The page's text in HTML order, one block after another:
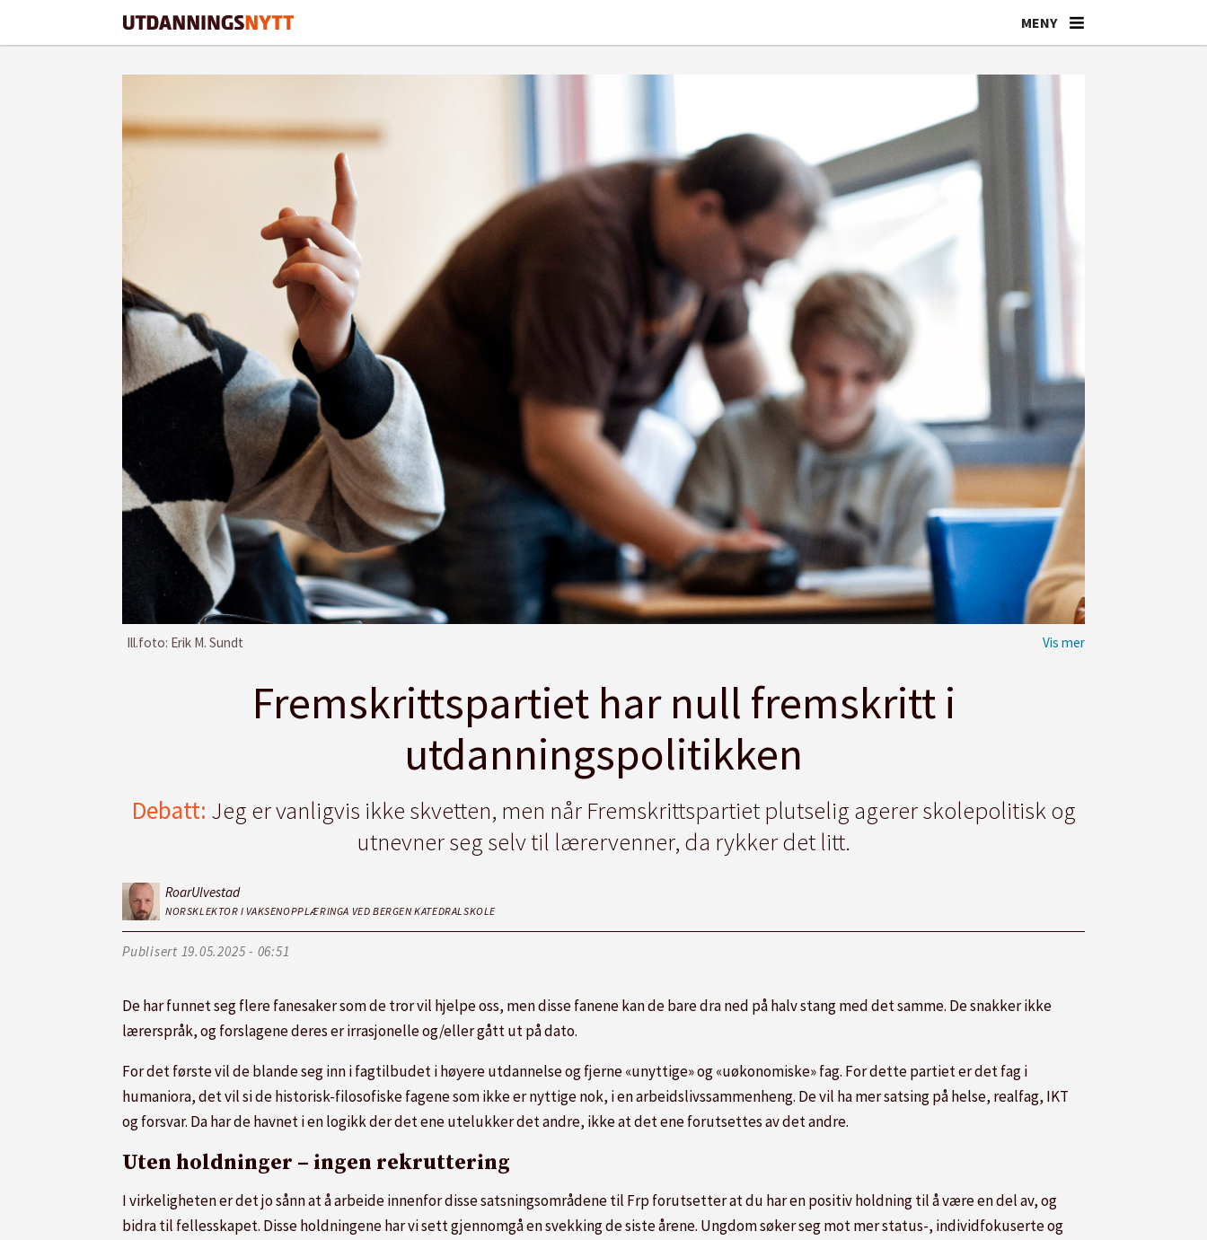
Ill.foto: Erik M. Sundt
Fremskrittspartiet har null fremskritt i
utdanningspolitikken
Debatt: Jeg er vanligvis ikke skvetten, men når Fremskrittspartiet plutselig agerer skolepolitisk og
utnevner seg selv til lærervenner, da rykker det litt.
RoarUlvestad
NORSKLEKTOR I VAKSENOPPLÆRINGA VED BERGEN KATEDRALSKOLE
Publisert 19.05.2025 - 06:51
De har funnet seg flere fanesaker som de tror vil hjelpe oss, men disse fanene kan de bare dra ned på halv stang med det samme. De snakker ikke
lærerspråk, og forslagene deres er irrasjonelle og/eller gått ut på dato.
For det første vil de blande seg inn i fagtilbudet i høyere utdannelse og fjerne «unyttige» og «uøkonomiske» fag. For dette partiet er det fag i
humaniora, det vil si de historisk-filosofiske fagene som ikke er nyttige nok, i en arbeidslivssammenheng. De vil ha mer satsing på helse, realfag, IKT
og forsvar. Da har de havnet i en logikk der det ene utelukker det andre, ikke at det ene forutsettes av det andre.
Uten holdninger – ingen rekruttering
I virkeligheten er det jo sånn at å arbeide innenfor disse satsningsområdene til Frp forutsetter at du har en positiv holdning til å være en del av, og
bidra til fellesskapet. Disse holdningene har vi sett gjennomgå en svekking de siste årene. Ungdom søker seg mot mer status-, individfokuserte og